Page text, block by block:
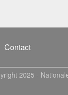
Contact
2025 -